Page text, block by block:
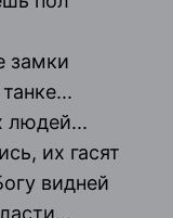
замки
людей...
их гасят
видней